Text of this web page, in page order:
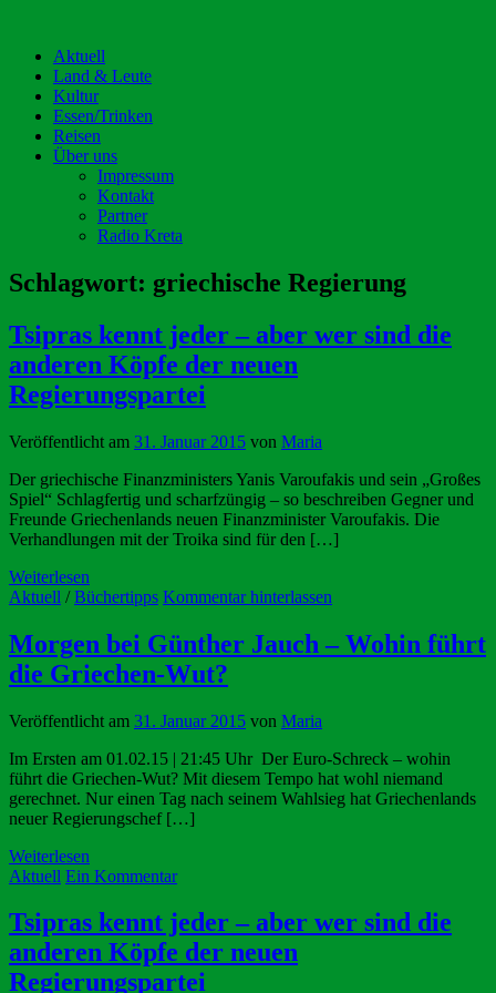
Aktuell
Land & Leute
Kultur
Essen/Trinken
Reisen
Über uns
Impressum
Kontakt
Partner
Radio Kreta
Schlagwort: griechische Regierung
Tsipras kennt jeder – aber wer sind die
anderen Köpfe der neuen
Regierungspartei
Veröffentlicht am 31. Januar 2015 von Maria
Der griechische Finanzministers Yanis Varoufakis und sein „Großes
Spiel“ Schlagfertig und scharfzüngig – so beschreiben Gegner und
Freunde Griechenlands neuen Finanzminister Varoufakis. Die
Verhandlungen mit der Troika sind für den […]
Weiterlesen
Aktuell /Büchertipps Kommentar hinterlassen
Morgen bei Günther Jauch – Wohin führt
die Griechen-Wut?
Veröffentlicht am 31. Januar 2015 von Maria
Im Ersten am 01.02.15 | 21:45 Uhr Der Euro-Schreck – wohin
führt die Griechen-Wut? Mit diesem Tempo hat wohl niemand
gerechnet. Nur einen Tag nach seinem Wahlsieg hat Griechenlands
neuer Regierungschef […]
Weiterlesen
Aktuell Ein Kommentar
Tsipras kennt jeder – aber wer sind die
anderen Köpfe der neuen
Regierungspartei